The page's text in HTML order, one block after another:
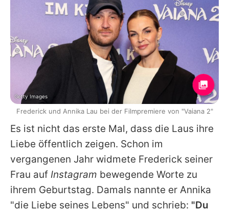
Es ist nicht das erste Mal, dass die Laus ihre
Liebe öffentlich zeigen. Schon im
vergangenen Jahr widmete Frederick seiner
Frau auf Instagram bewegende Worte zu
ihrem Geburtstag. Damals nannte er Annika
"die Liebe seines Lebens" und schrieb: "Du
Getty Images
Frederick und Annika Lau bei der Filmpremiere von "Vaiana 2"